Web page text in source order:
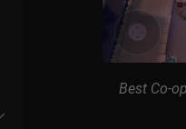
Best Co-